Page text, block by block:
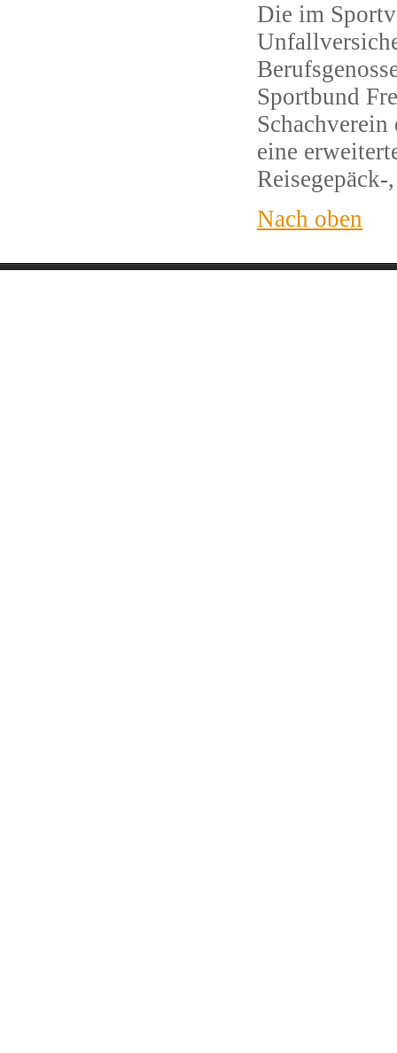
Die im
Sportbund
eine
Nach oben